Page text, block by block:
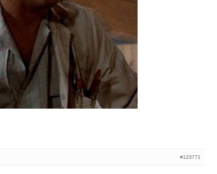
#123771